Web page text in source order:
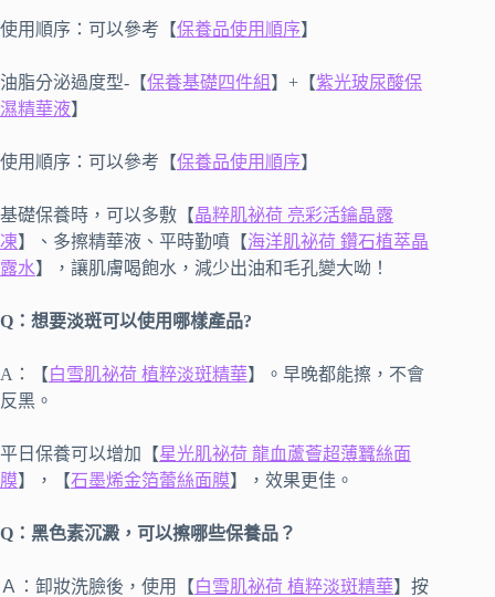
使用順序：可以參考【保養品使用順序】
油脂分泌過度型-【保養基礎四件組 】+【紫光玻尿酸保
濕精華液】
使用順序：可以參考【保養品使用順序】
基礎保養時，可以多敷【晶粹肌祕荷 亮彩活鑰晶露
凍】、多擦精華液、平時勤噴【海洋肌祕荷 鑽石植萃晶
露水】，讓肌膚喝飽水，減少出油和毛孔變大呦！
Q：想要淡斑可以使用哪樣產品?
A：【白雪肌祕荷 植粹淡斑精華】。早晚都能擦，不會
反黑。
平日保養可以增加【星光肌祕荷 龍血蘆薈超薄蠶絲面
膜】，【石墨烯金箔蕾絲面膜】，效果更佳。
Q：黑色素沉澱，可以擦哪些保養品？
Ａ：卸妝洗臉後，使用【白雪肌祕荷 植粹淡斑精華】按